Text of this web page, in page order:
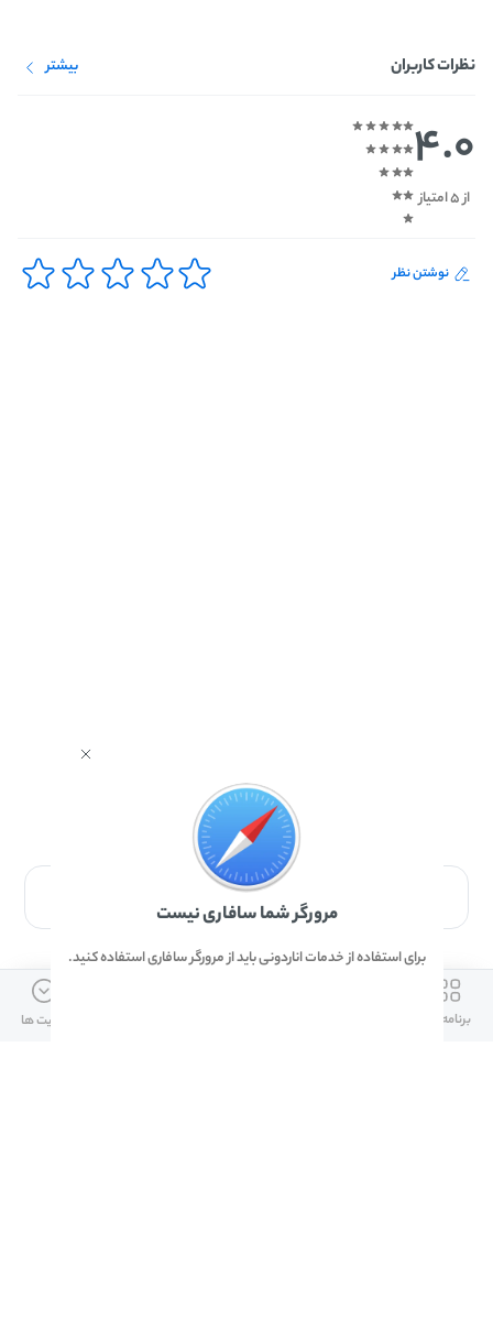
نظرات کاربران بیشتر
4.0
از 5 امتیاز
نوشتن نظر
برای دانلود برنامه با مرورگر Safari وارد شوید.
ارتباط با ما
برنامه ها آپدیت ها
مرورگر شما سافاری نیست
برای استفاده از خدمات اناردونی باید از مرورگر سافاری استفاده کنید.